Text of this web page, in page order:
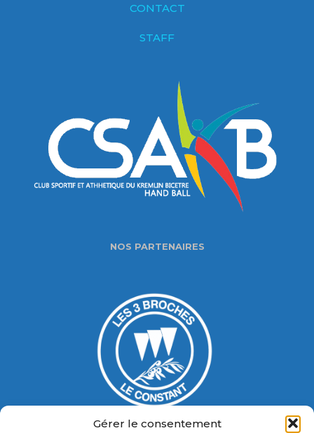
Gérer le consentement
CONTACT
STAFF
NOS PARTENAIRES